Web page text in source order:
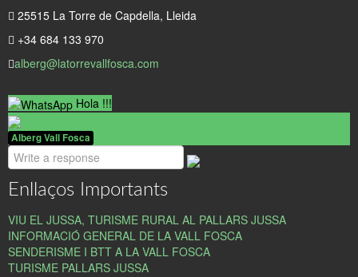
25515 La Torre de Capdella, Lleida
+34 684 133 970
alberg@latorrevallfosca.com
Hola !!!
Alberg Vall Fosca
Enllaços Importants
VIU EL JUSSA, TURISME RURAL AL PALLARS JUSSA
INFORMACIÓ GENERAL DE LA VALL FOSCA
SENDERISME I BTT A LA VALL FOSCA
TURISME PALLARS JUSSA